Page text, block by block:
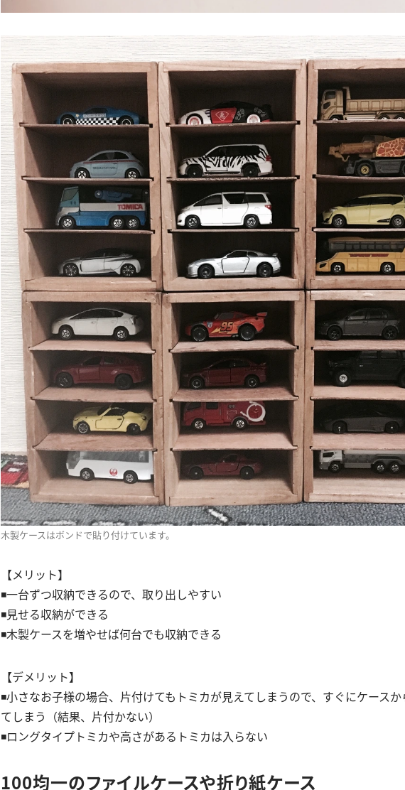
木製ケースはボンドで貼り付けています。
【メリット】
◾️一台ずつ収納できるので、取り出しやすい
◾️見せる収納ができる
◾️木製ケースを増やせば何台でも収納できる
【デメリット】
◾️小さなお子様の場合、片付けてもトミカが見えてしまうので、すぐにケース
てしまう（結果、片付かない）
◾️ロングタイプトミカや高さがあるトミカは入らない
100均一のファイルケースや折り紙ケース